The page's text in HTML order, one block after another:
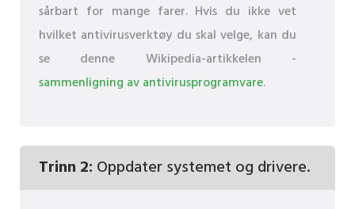
sårbart for mange farer. Hvis du ikke vet
hvilket antivirusverktøy du skal velge, kan du
se denne Wikipedia-artikkelen -
sammenligning av antivirusprogramvare.
Trinn 2: Oppdater systemet og drivere.